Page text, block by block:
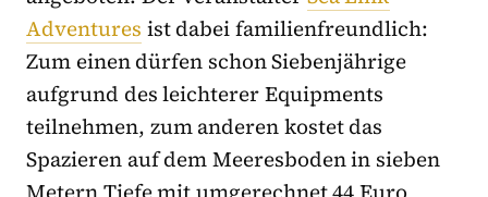
Adventures ist dabei familienfreundlich:
Zum einen dürfen schon Siebenjährige
aufgrund des leichterer Equipments
teilnehmen, zum anderen kostet das
Spazieren auf dem Meeresboden in sieben
Metern Tiefe mit umgerechnet 44 Euro